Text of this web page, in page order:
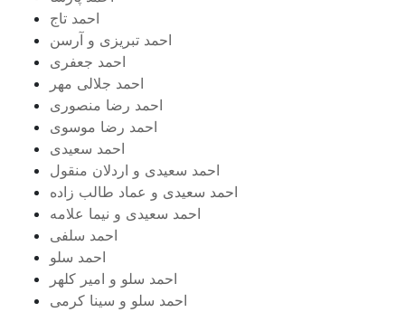
احمد تاج
احمد تبریزی و آرسن
احمد جعفری
احمد جلالی مهر
احمد رضا منصوری
احمد رضا موسوی
احمد سعیدی
احمد سعیدی و اردلان منقول
احمد سعیدی و عماد طالب زاده
احمد سعیدی و نیما علامه
احمد سلفی
احمد سلو
احمد سلو و امیر کلهر
احمد سلو و سینا کرمی